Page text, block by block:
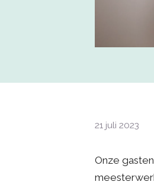
21 juli 2023
Onze